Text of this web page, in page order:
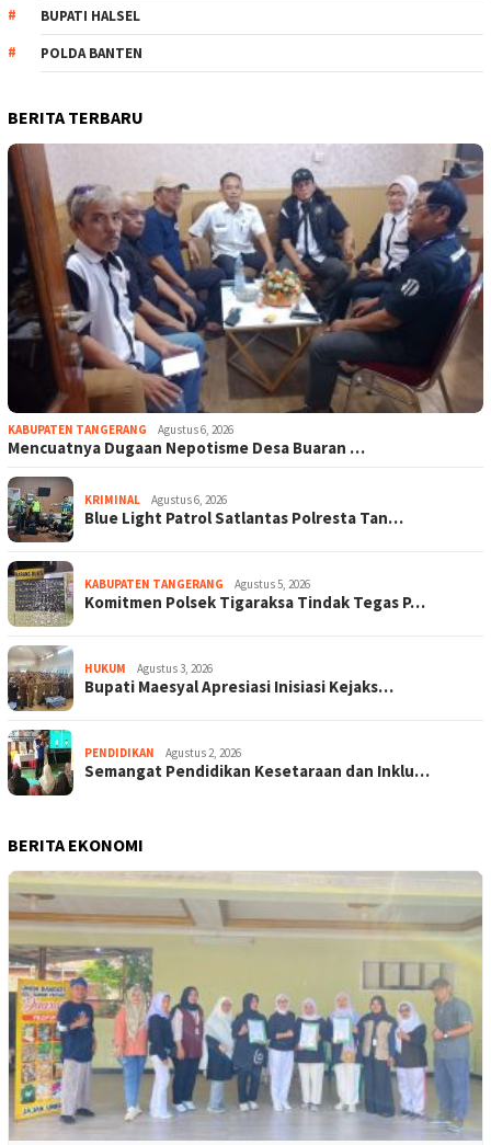
BUPATI HALSEL
POLDA BANTEN
BERITA TERBARU
KABUPATEN TANGERANG Agustus 6, 2026
Mencuatnya Dugaan Nepotisme Desa Buaran …
KRIMINAL Agustus 6, 2026
Blue Light Patrol Satlantas Polresta Tan…
KABUPATEN TANGERANG Agustus 5, 2026
Komitmen Polsek Tigaraksa Tindak Tegas P…
HUKUM Agustus 3, 2026
Bupati Maesyal Apresiasi Inisiasi Kejaks…
PENDIDIKAN Agustus 2, 2026
Semangat Pendidikan Kesetaraan dan Inklu…
BERITA EKONOMI